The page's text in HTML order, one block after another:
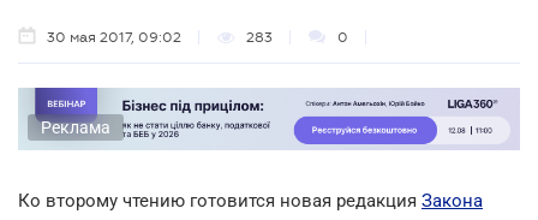
30 мая 2017, 09:02 283 0
Реклама
Ко второму чтению готовится новая редакция Закона